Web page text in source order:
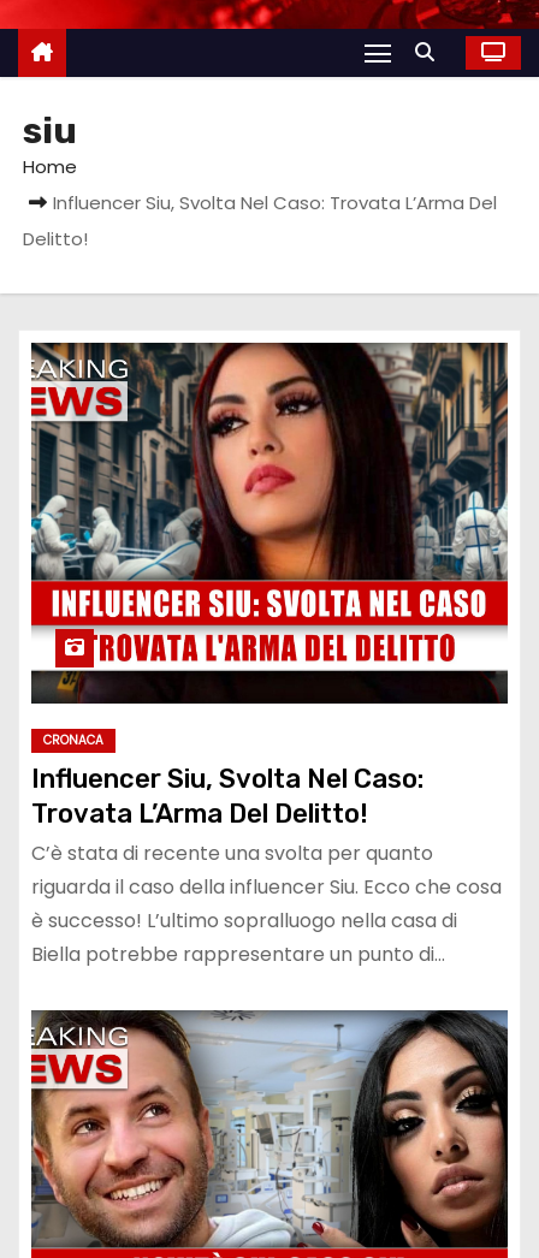
siu
Home
Influencer Siu, Svolta Nel Caso: Trovata L’Arma Del
Delitto!
CRONACA
Influencer Siu, Svolta Nel Caso:
Trovata L’Arma Del Delitto!
C’è stata di recente una svolta per quanto
riguarda il caso della influencer Siu. Ecco che cosa
è successo! L’ultimo sopralluogo nella casa di
Biella potrebbe rappresentare un punto di…